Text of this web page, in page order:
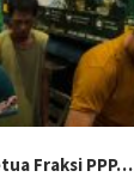
Fraksi PPP…